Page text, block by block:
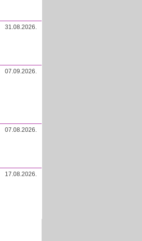
31.08.2026.
07.09.2026.
07.08.2026.
17.08.2026.